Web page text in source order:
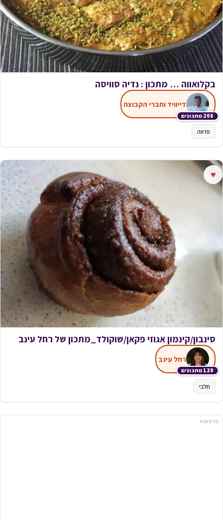
בקלואווה … מתכון : נדיה סוויסה
208 מתכונים
דייוויד וחברי הקבוצה
פרווה
♥
סינבון/קינמון אגוזי פקאן/שוקולד_מתכון של רחל עינב
120 מתכונים
רחל עינב
חלבי
פרסומת